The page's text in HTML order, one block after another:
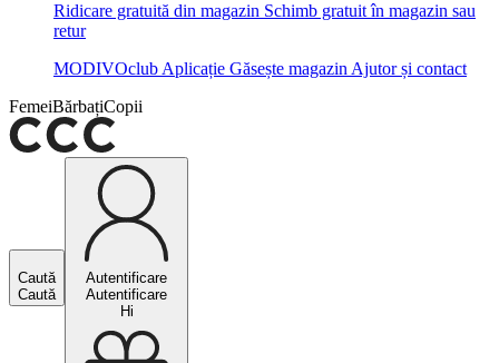
Ridicare gratuită din magazin Schimb gratuit în magazin sau
retur
MODIVOclub Aplicație Găsește magazin Ajutor și contact
FemeiBărbațiCopii
Caută
Caută
Autentificare
Autentificare
Hi